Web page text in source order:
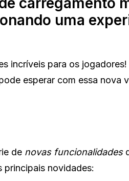
uma
incríveis para os
esperar com essa nova
de novas funcionalidades
principais novidades: